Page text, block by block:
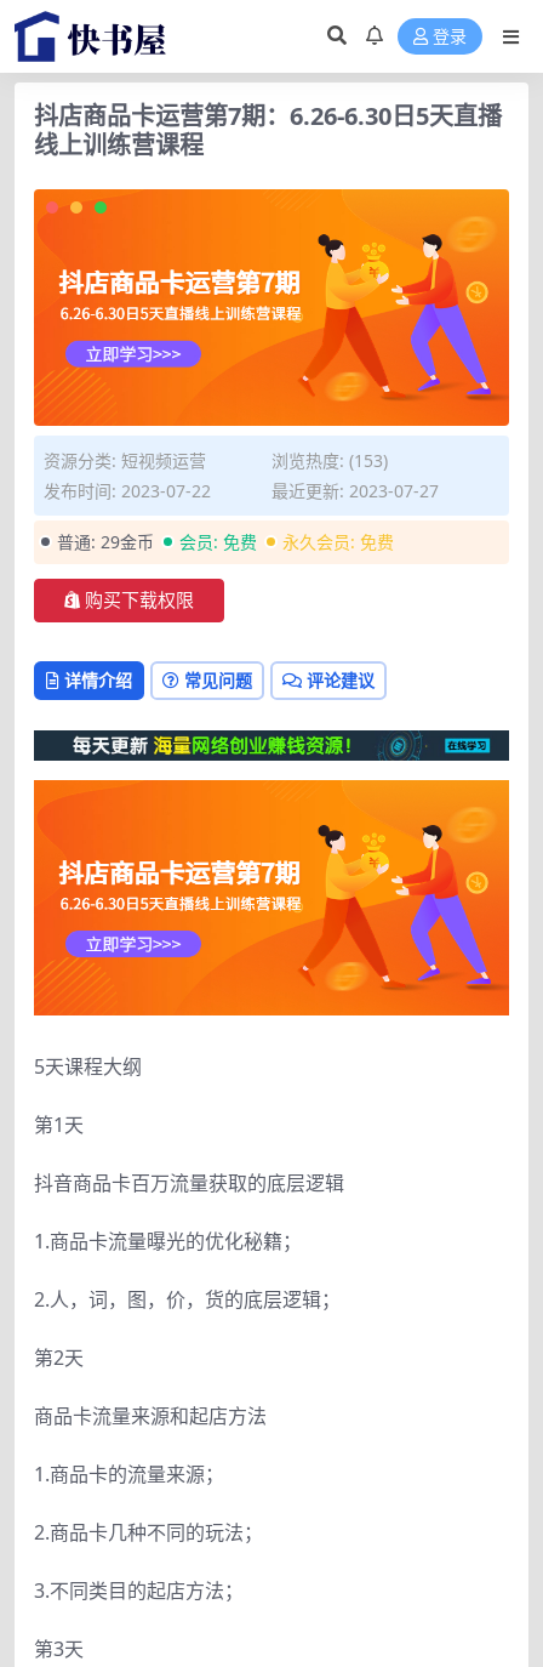
登录
抖店商品卡运营第7期：6.26-6.30日5天直播
线上训练营课程
资源分类: 短视频运营
浏览热度: (153)
发布时间: 2023-07-22
最近更新: 2023-07-27
普通: 29金币 会员: 免费 永久会员: 免费
购买下载权限
详情介绍 常见问题 评论建议
5天课程大纲
第1天
抖音商品卡百万流量获取的底层逻辑
1.商品卡流量曝光的优化秘籍；
2.人，词，图，价，货的底层逻辑；
第2天
商品卡流量来源和起店方法
1.商品卡的流量来源；
2.商品卡几种不同的玩法；
3.不同类目的起店方法；
第3天